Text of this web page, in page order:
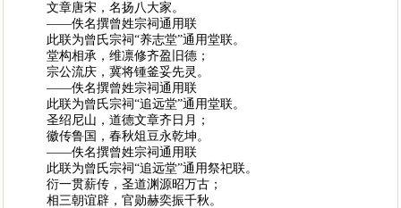
文章唐宋，名扬八大家。
——佚名撰曾姓宗祠通用联
此联为曾氏宗祠“养志堂”通用堂联。
堂构相承，维凛修齐盈旧德；
宗公流庆，冀将锺釜妥先灵。
——佚名撰曾姓宗祠通用联
此联为曾氏宗祠“追远堂”通用堂联。
圣绍尼山，道德文章齐日月；
徽传鲁国，春秋俎豆永乾坤。
——佚名撰曾姓宗祠通用联
此联为曾氏宗祠“追远堂”通用祭祀联。
衍一贯薪传，圣道渊源昭万古；
相三朝谊辟，官勋赫奕振千秋。